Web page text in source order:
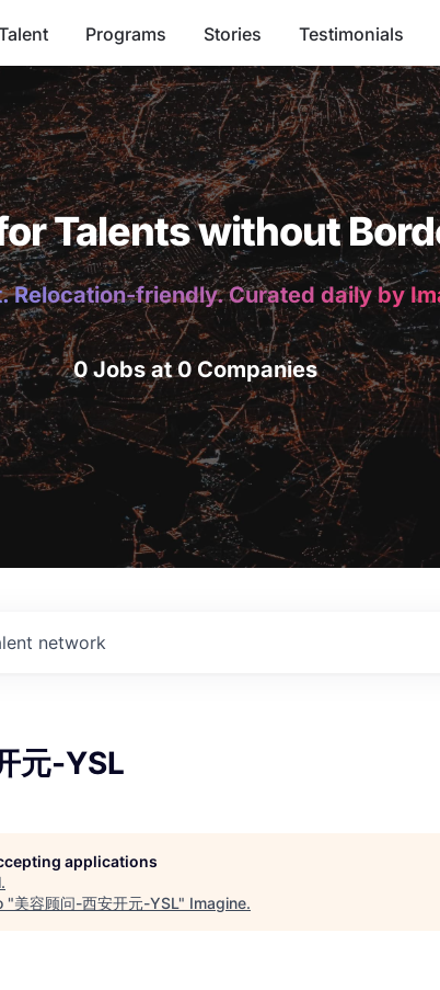
Programs Stories Testimonials
Talents without
Relocation-friendly. Curated daily by
0 Jobs at 0 Companies
network
元-YSL
applications
.
"美容顾问-西安开元-YSL" Imagine.